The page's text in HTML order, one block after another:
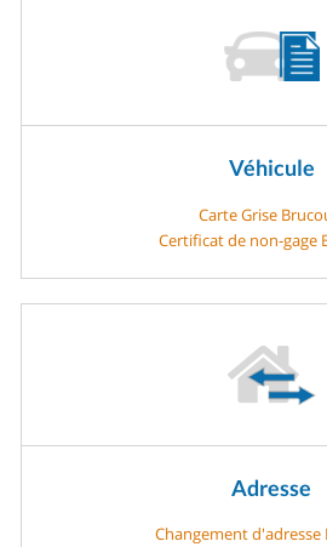
Véhicule
Carte Grise
Certificat de non-gage
Adresse
Changement